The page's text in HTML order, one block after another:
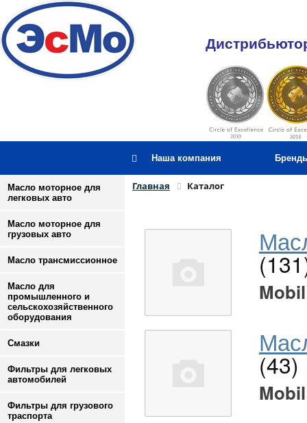
Наша компания
Масло моторное для
легковых авто
Масло моторное для
грузовых авто
Масло трансмиссионное
Масло для
промышленного и
сельскохозяйственного
оборудования
Смазки
Фильтры для легковых
автомобилей
Фильтры для грузового
траспорта
Главная Каталог
Mobil
(43)
Mobil